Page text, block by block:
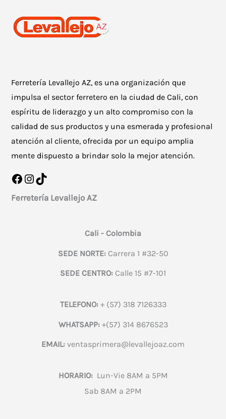
Ferretería Levallejo AZ, es una organización que
impulsa el sector ferretero en la ciudad de Cali, con
espíritu de liderazgo y un alto compromiso con la
calidad de sus productos y una esmerada y profesional
atención al cliente, ofrecida por un equipo amplia
mente dispuesto a brindar solo la mejor atención.
Facebook
Instagram
TikTok
Ferretería Levallejo AZ
Cali - Colombia
SEDE NORTE:Carrera 1 #32-50
SEDE CENTRO: Calle 15 #7-101
TELEFONO:+ (57) 318 7126333
WHATSAPP:+(57) 314 8676523
EMAIL: ventasprimera@levallejoaz.com
HORARIO:Lun-Vie 8AM a 5PM
Sab 8AM a 2PM